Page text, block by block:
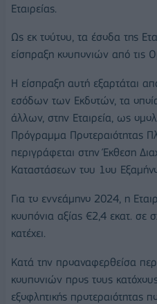
Εταιρείας.
Ως εκ τούτου, τα έσοδα της
είσπραξη κουπονιών από τις
Η είσπραξη αυτή εξαρτάται
εσόδων των Εκδοτών, τα
άλλων, στην Εταιρεία, ως
Πρόγραμμα Προτεραιότητας
περιγράφεται στην Έκθεση
Καταστάσεων του 1ου
Για το εννεάμηνο 2024, η
κουπόνια αξίας €2,4 εκατ. σε
κατέχει.
Κατά την προαναφερθείσα
κουπονιών προς τους
εξοφλητικής προτεραιότητας